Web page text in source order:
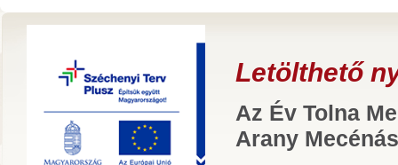
Letölthető
Az Év Tolna
Arany